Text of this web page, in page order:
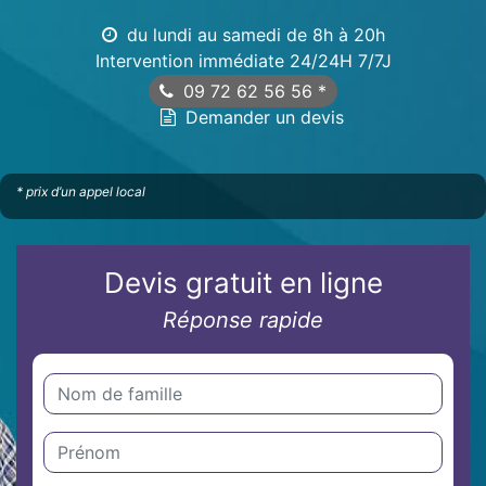
du lundi au samedi de 8h à 20h
Intervention immédiate 24/24H 7/7J
09 72 62 56 56 *
Demander un devis
* prix d’un appel local
Devis gratuit en ligne
Réponse rapide